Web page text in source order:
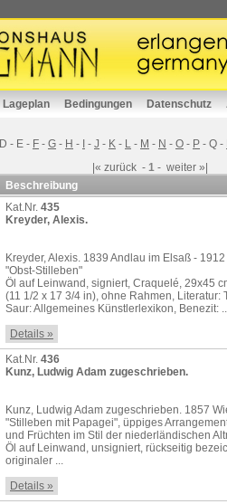
Lageplan Bedingungen Datenschutz
D - E - F - G - H - - J - K - L - M - N - O - P - Q -
|« zurück - 1 - weiter »|
Beschreibung
Kat.Nr. 435
Kreyder, Alexis.
Kreyder, Alexis. 1839 Andlau im Elsaß -
"Obst-Stilleben"
Öl auf Leinwand, signiert, Craquelé, 29x45
(11 1/2 x 17 3/4 in), ohne Rahmen, Literatur:
Saur: Allgemeines Künstlerlexikon, Benezit:
Details »
Kat.Nr. 436
Kunz, Ludwig Adam zugeschrieben.
Kunz, Ludwig Adam zugeschrieben. 1857
"Stilleben mit Papagei", üppiges
und Früchten im Stil der niederländischen
Öl auf Leinwand, unsigniert, rückseitig
originaler ...
Details »